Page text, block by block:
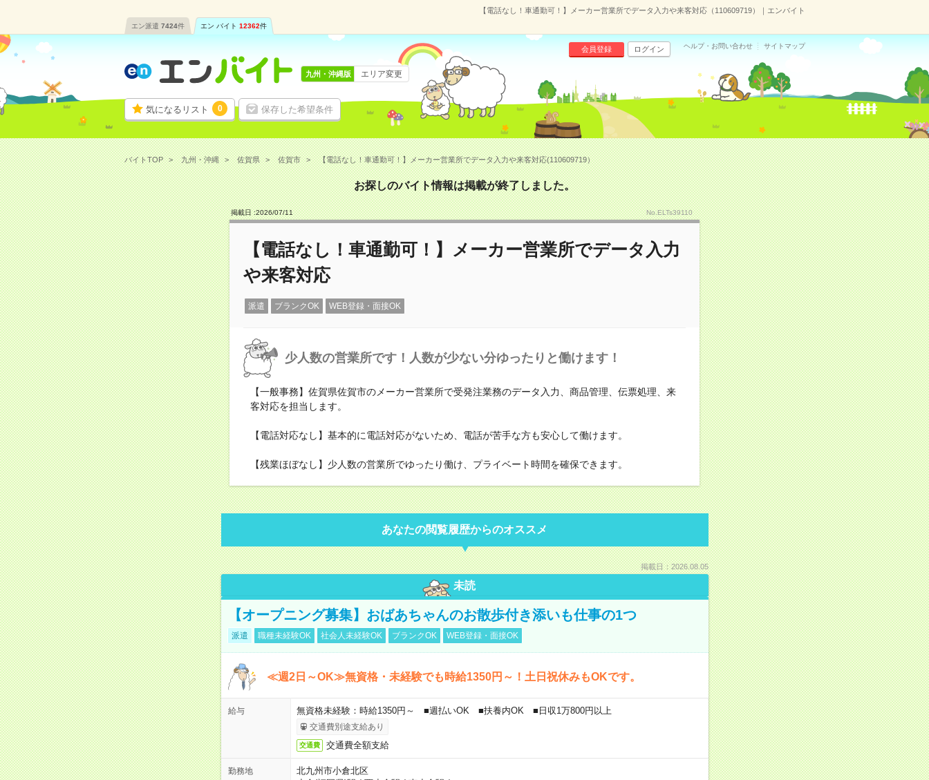
【電話なし！車通勤可！】メーカー営業所でデータ入力や来客対応（110609719）｜エンバイト
エン派遣 7424件 エン バイト 12362件
気になるリスト 0 保存した希望条件
会員登録 ログイン ヘルプ・お問い合わせ サイトマップ
九州・沖縄版 エリア変更
バイトTOP 九州・沖縄 佐賀県 佐賀市 【電話なし！車通勤可！】メーカー営業所でデータ入力や来客対応(110609719）
お探しのバイト情報は掲載が終了しました。
掲載日 :2026/07/11 No.ELTs39110
【電話なし！車通勤可！】メーカー営業所でデータ入力
や来客対応
派遣 ブランクOK WEB登録・面接OK
少人数の営業所です！人数が少ない分ゆったりと働けます！
【一般事務】佐賀県佐賀市のメーカー営業所で受発注業務のデータ入力、商品管理、伝票処理、来
客対応を担当します。
【電話対応なし】基本的に電話対応がないため、電話が苦手な方も安心して働けます。
【残業ほぼなし】少人数の営業所でゆったり働け、プライベート時間を確保できます。
あなたの閲覧履歴からのオススメ
掲載日：2026.08.05
未読
【オープニング募集】おばあちゃんのお散歩付き添いも仕事の1つ
派遣 職種未経験OK 社会人未経験OK ブランクOK WEB登録・面接OK
≪週2日～OK≫無資格・未経験でも時給1350円～！土日祝休みもOKです。
給与 無資格未経験：時給1350円～ ■週払いOK ■扶養内OK ■日収1万800円以上
交通費別途支給あり
交通費 交通費全額支給
勤務地
北九州市小倉北区